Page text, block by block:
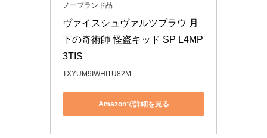
ノーブランド品
ヴァイスシュヴァルツブラウ 月
下の奇術師 怪盗キッド SP L4MP
3TIS
TXYUM9IWHI1U82M
Amazonで詳細を見る